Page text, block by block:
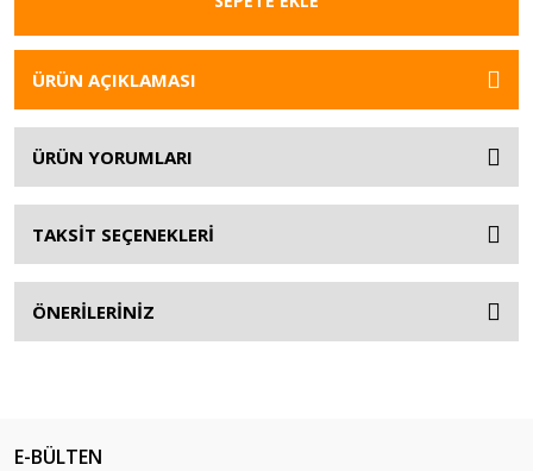
ÜRÜN AÇIKLAMASI
ÜRÜN YORUMLARI
TAKSİT SEÇENEKLERİ
ÖNERİLERİNİZ
E-BÜLTEN